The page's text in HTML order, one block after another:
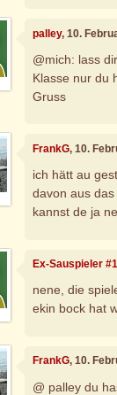
palley, 10.
@mich: lass
Klasse nur du
Gruss
FrankG, 10.
ich hätt au
davon aus
kannst de ja
Ex-Sauspieler
nene, die
ekin bock hat
FrankG, 10.
@ palley du